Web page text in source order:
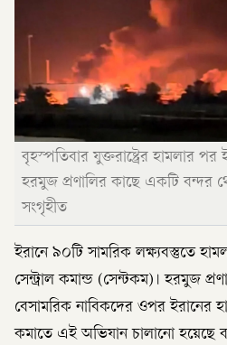
বৃহস্পতিবার যুক্তরাষ্ট্রের হামলার
হরমুজ প্রণালির কাছে একটি বন্দর
সংগৃহীত
ইরানে ৯০টি সামরিক লক্ষ্যবস্তুতে
সেন্ট্রাল কমান্ড (সেন্টকম)। হরমুজ
বেসামরিক নাবিকদের ওপর ইরানের
কমাতে এই অভিযান চালানো হয়েছে